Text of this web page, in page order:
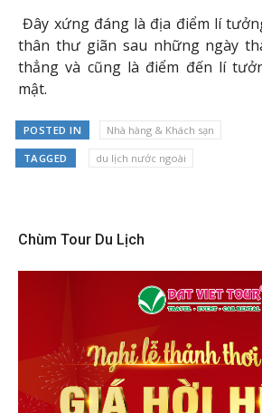
Đây xứng đáng là địa điểm lí
thân thư giãn sau những ngày
thẳng và cũng là điểm đến lí
mật.
POSTED IN Nhà hàng & Khách sạn
TAGGED du lịch nước ngoài
Chùm Tour Du Lịch